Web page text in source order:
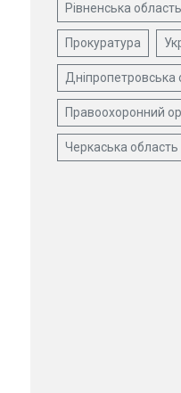
Рівненська область
Прокуратура
Дніпропетровська
Правоохоронний
Черкаська область